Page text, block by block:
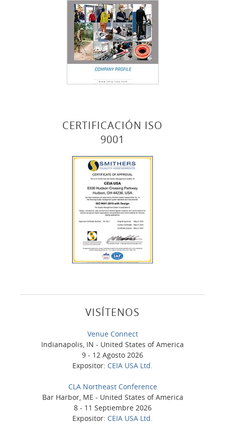
CERTIFICACIÓN ISO
9001
VISÍTENOS
Venue Connect
Indianapolis, IN - United States of America
9 - 12 Agosto 2026
Expositor: CEIA USA Ltd.
CLA Northeast Conference
Bar Harbor, ME - United States of America
8 - 11 Septiembre 2026
Expositor: CEIA USA Ltd.